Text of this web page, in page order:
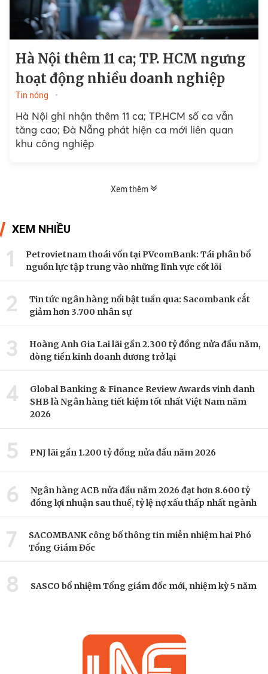
Hà Nội thêm 11 ca; TP. HCM ngưng
hoạt động nhiều doanh nghiệp
Tin nóng
Hà Nội ghi nhận thêm 11 ca; TP.HCM số ca vẫn
tăng cao; Đà Nẵng phát hiện ca mới liên quan
khu công nghiệp
Xem thêm
XEM NHIỀU
1
Petrovietnam thoái vốn tại PVcomBank: Tái phân bổ
nguồn lực tập trung vào những lĩnh vực cốt lõi
2
Tin tức ngân hàng nổi bật tuần qua: Sacombank cắt
giảm hơn 3.700 nhân sự
3
Hoàng Anh Gia Lai lãi gần 2.300 tỷ đồng nửa đầu năm,
dòng tiền kinh doanh dương trở lại
4
Global Banking & Finance Review Awards vinh danh
SHB là Ngân hàng tiết kiệm tốt nhất Việt Nam năm
2026
5 PNJ lãi gần 1.200 tỷ đồng nửa đầu năm 2026
6
Ngân hàng ACB nửa đầu năm 2026 đạt hơn 8.600 tỷ
đồng lợi nhuận sau thuế, tỷ lệ nợ xấu thấp nhất ngành
7
SACOMBANK công bố thông tin miễn nhiệm hai Phó
Tổng Giám Đốc
8 SASCO bổ nhiệm Tổng giám đốc mới, nhiệm kỳ 5 năm